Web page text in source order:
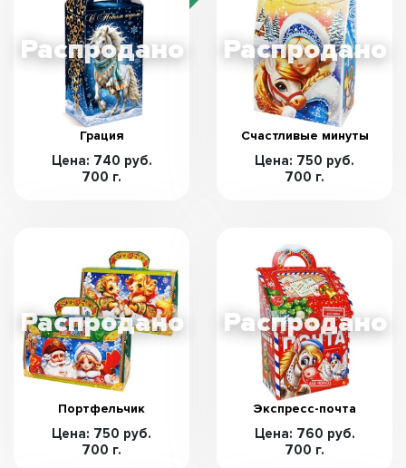
Грация
Цена: 740 руб.
700 г.
Счастливые минуты
Цена: 750 руб.
700 г.
Портфельчик
Цена: 750 руб.
700 г.
Экспресс-почта
Цена: 760 руб.
700 г.